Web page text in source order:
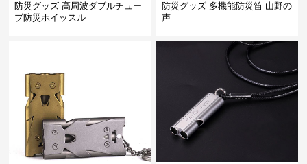
防災グッズ 高周波ダブルチュー
ブ防災ホイッスル
防災グッズ 多機能防災笛 山野の
声